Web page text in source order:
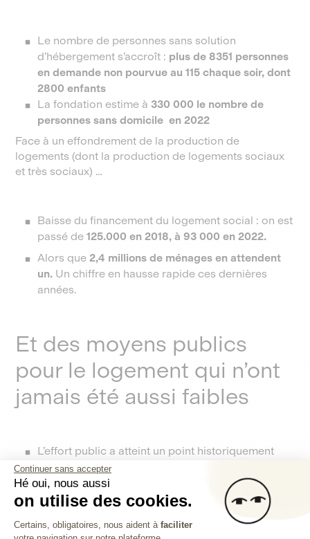
Le nombre de personnes sans solution
d’hébergement s’accroît : plus de 8351 personnes
en demande non pourvue au 115 chaque soir, dont
2800 enfants
La fondation estime à 330 000 le nombre de
personnes sans domicile en 2022
Face à un effondrement de la production de
logements (dont la production de logements sociaux
et très sociaux) …
Baisse du financement du logement social : on est
passé de125.000 en 2018, à 93 000 en 2022.
Alors que2,4 millions de ménages en attendent
un. Un chiffre en hausse rapide ces dernières
années.
Et des moyens publics
pour le logement qui n’ont
jamais été aussi faibles
L’effort public a atteint un point historiquement
bas,d’1,6 % du PIB
une chute vertigineuse équivalente à 15 milliards
d’euros chaque année
Continuer sans accepter
Hé oui, nous aussi
on utilise des cookies.
Plateforme de Gestion du
Certains, obligatoires, nous aident à faciliter